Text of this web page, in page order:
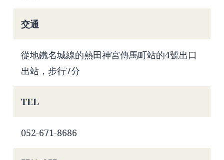
交通
從地鐵名城線的熱田神宮傳馬町站的4號出口
出站，步行7分
TEL
052-671-8686